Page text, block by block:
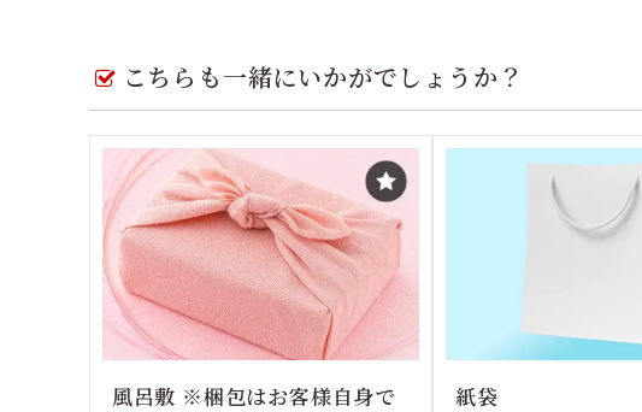
こちらも一緒にいかがでしょうか？
風呂敷 ※梱包はお客様自身で
紙袋